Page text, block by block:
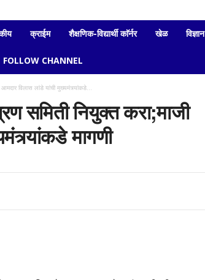
क्राईम शैक्षणिक-विद्यार्थी काॅर्नर खेळ विज्ञान
FOLLOW CHANNEL
आमदार विलास लांडे यांची मुख्यमंत्र्यांकडे...
समिती नियुक्त करा;माजी
मागणी